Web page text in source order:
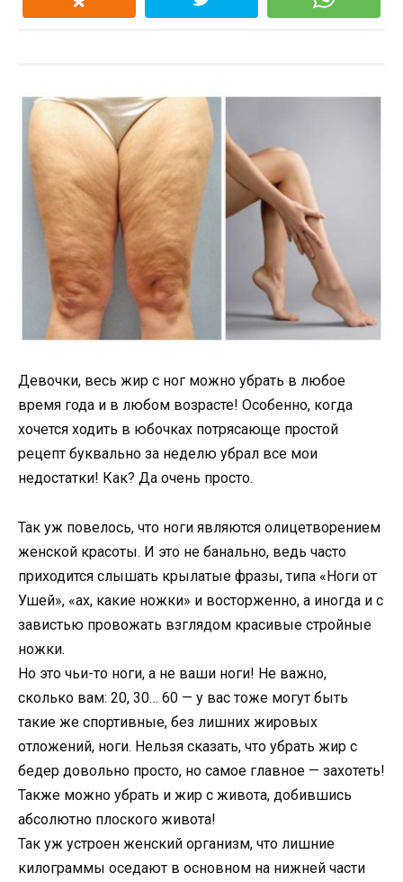
Девочки, весь жир с ног можно убрать в любое
время года и в любом возрасте! Особенно, когда
хочется ходить в юбочках потрясающе простой
рецепт буквально за неделю убрал все мои
недостатки! Как? Да очень просто.
Так уж повелось, что ноги являются олицетворением
женской красоты. И это не банально, ведь часто
приходится слышать крылатые фразы, типа «Ноги от
Ушей», «ах, какие ножки» и восторженно, а иногда и с
завистью провожать взглядом красивые стройные
ножки.
Но это чьи-то ноги, а не ваши ноги! Не важно,
сколько вам: 20, 30… 60 — у вас тоже могут быть
такие же спортивные, без лишних жировых
отложений, ноги. Нельзя сказать, что убрать жир с
бедер довольно просто, но самое главное — захотеть!
Также можно убрать и жир с живота, добившись
абсолютно плоского живота!
Так уж устроен женский организм, что лишние
килограммы оседают в основном на нижней части